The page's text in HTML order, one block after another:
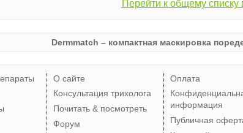
Перейти к общему списку
Dermmatch – компактная маскировка
О сайте
Консультация трихолога
Почитать & посмотреть
Форум
Оплата
информация
Публичная